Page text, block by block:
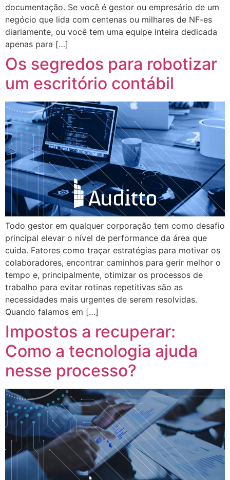
documentação. Se você é gestor ou empresário de um
negócio que lida com centenas ou milhares de NF-es
diariamente, ou você tem uma equipe inteira dedicada
apenas para […]
Os segredos para robotizar
um escritório contábil
Todo gestor em qualquer corporação tem como desafio
principal elevar o nível de performance da área que
cuida. Fatores como traçar estratégias para motivar os
colaboradores, encontrar caminhos para gerir melhor o
tempo e, principalmente, otimizar os processos de
trabalho para evitar rotinas repetitivas são as
necessidades mais urgentes de serem resolvidas.
Quando falamos em […]
Impostos a recuperar:
Como a tecnologia ajuda
nesse processo?